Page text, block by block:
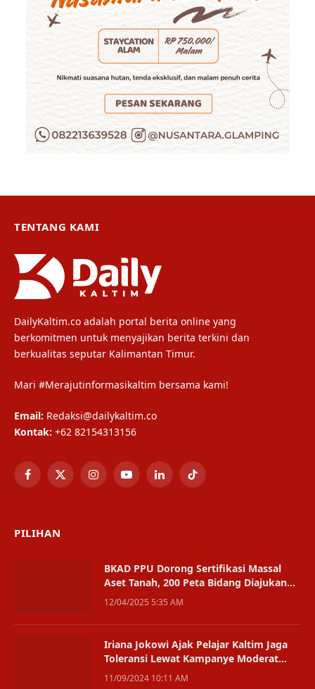
TENTANG KAMI
DailyKaltim.co adalah portal berita online yang
berkomitmen untuk menyajikan berita terkini dan
berkualitas seputar Kalimantan Timur.
Mari #Merajutinformasikaltim bersama kami!
Email: Redaksi@dailykaltim.co
Kontak: +62 82154313156
Facebook
X
InstagramYouTubeLinkedInTikTok
PILIHAN
BKAD PPU Dorong Sertifikasi Massal
Aset Tanah, 200 Peta Bidang Diajukan
ke BPN
12/04/2025 5:35 AM
Iriana Jokowi Ajak Pelajar Kaltim Jaga
Toleransi Lewat Kampanye Moderat
Sejak Dini
11/09/2024 10:11 AM